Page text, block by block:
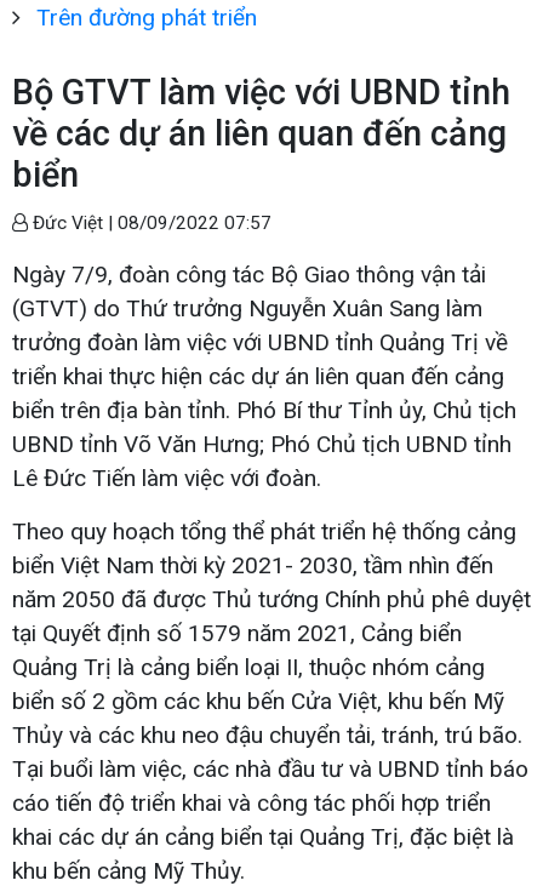
Trên đường phát triển
Bộ GTVT làm việc với UBND tỉnh
về các dự án liên quan đến cảng
biển
Đức Việt | 08/09/2022 07:57
Ngày 7/9, đoàn công tác Bộ Giao thông vận tải
(GTVT) do Thứ trưởng Nguyễn Xuân Sang làm
trưởng đoàn làm việc với UBND tỉnh Quảng Trị về
triển khai thực hiện các dự án liên quan đến cảng
biển trên địa bàn tỉnh. Phó Bí thư Tỉnh ủy, Chủ tịch
UBND tỉnh Võ Văn Hưng; Phó Chủ tịch UBND tỉnh
Lê Đức Tiến làm việc với đoàn.
Theo quy hoạch tổng thể phát triển hệ thống cảng
biển Việt Nam thời kỳ 2021- 2030, tầm nhìn đến
năm 2050 đã được Thủ tướng Chính phủ phê duyệt
tại Quyết định số 1579 năm 2021, Cảng biển
Quảng Trị là cảng biển loại II, thuộc nhóm cảng
biển số 2 gồm các khu bến Cửa Việt, khu bến Mỹ
Thủy và các khu neo đậu chuyển tải, tránh, trú bão.
Tại buổi làm việc, các nhà đầu tư và UBND tỉnh báo
cáo tiến độ triển khai và công tác phối hợp triển
khai các dự án cảng biển tại Quảng Trị, đặc biệt là
khu bến cảng Mỹ Thủy.